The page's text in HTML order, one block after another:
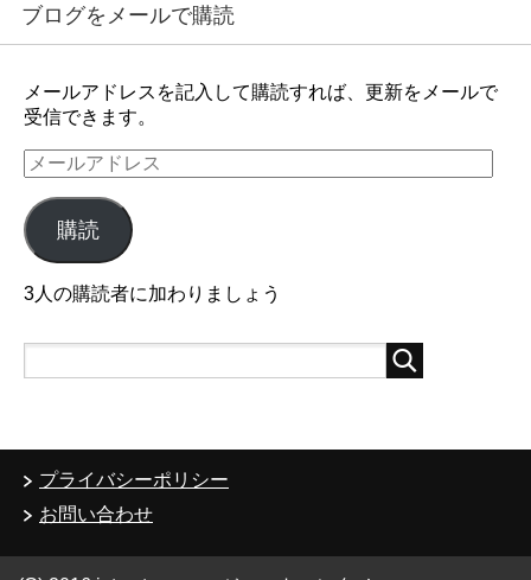
ブログをメールで購読
メールアドレスを記入して購読すれば、更新をメールで
受信できます。
メ
ー
ル
ア
ド
レ
ス
購読
3人の購読者に加わりましょう
プライバシーポリシー
お問い合わせ